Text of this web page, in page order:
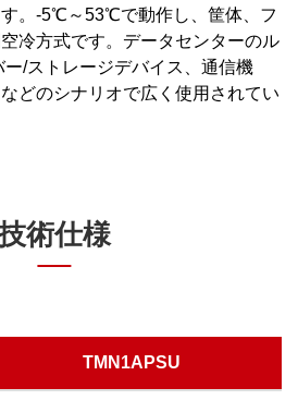
。-5℃～53℃で動作し、筐体、フ
冷方式です。データセンターのル
/ストレージデバイス、通信機
どのシナリオで広く使用されてい
術仕様
TMN1APSU